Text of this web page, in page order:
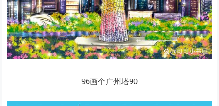
96画个广州塔90